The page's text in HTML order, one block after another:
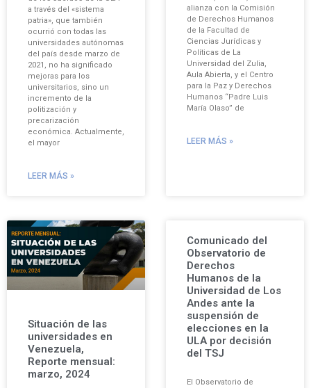
a través del «sistema
patria», que también
ocurrió con todas las
universidades autónomas
del país desde marzo de
2021, no ha significado
mejoras para los
universitarios, sino un
incremento de la
politización y
precarización
económica. Actualmente,
el mayor
LEER MÁS »
alianza con la Comisión
de Derechos Humanos
de la Facultad de
Ciencias Jurídicas y
Políticas de La
Universidad del Zulia,
Aula Abierta, y el Centro
para la Paz y Derechos
Humanos “Padre Luis
María Olaso” de
LEER MÁS »
Situación de las
universidades en
Venezuela,
Reporte mensual:
marzo, 2024
Comunicado del
Observatorio de
Derechos
Humanos de la
Universidad de Los
Andes ante la
suspensión de
elecciones en la
ULA por decisión
del TSJ
El Observatorio de